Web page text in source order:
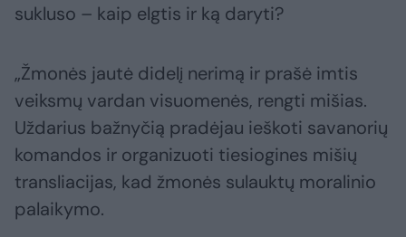
sukluso – kaip elgtis ir ką daryti?
„Žmonės jautė didelį nerimą ir prašė imtis
veiksmų vardan visuomenės, rengti mišias.
Uždarius bažnyčią pradėjau ieškoti savanorių
komandos ir organizuoti tiesiogines mišių
transliacijas, kad žmonės sulauktų moralinio
palaikymo.